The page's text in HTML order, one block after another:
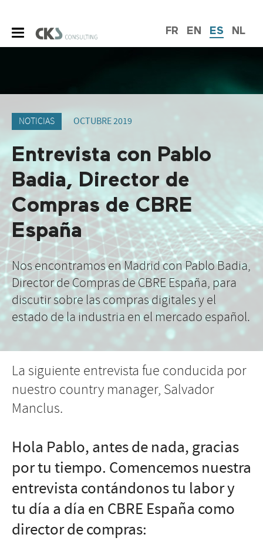
FR EN ES NL
NOTICIAS OCTUBRE 2019
Entrevista con Pablo
Badia, Director de
Compras de CBRE
España
Nos encontramos en Madrid con Pablo Badia,
Director de Compras de CBRE España, para
discutir sobre las compras digitales y el
estado de la industria en el mercado español.
La siguiente entrevista fue conducida por
nuestro country manager, Salvador
Manclus.
Hola Pablo, antes de nada, gracias
por tu tiempo. Comencemos nuestra
entrevista contándonos tu labor y
tu día a día en CBRE España como
director de compras: